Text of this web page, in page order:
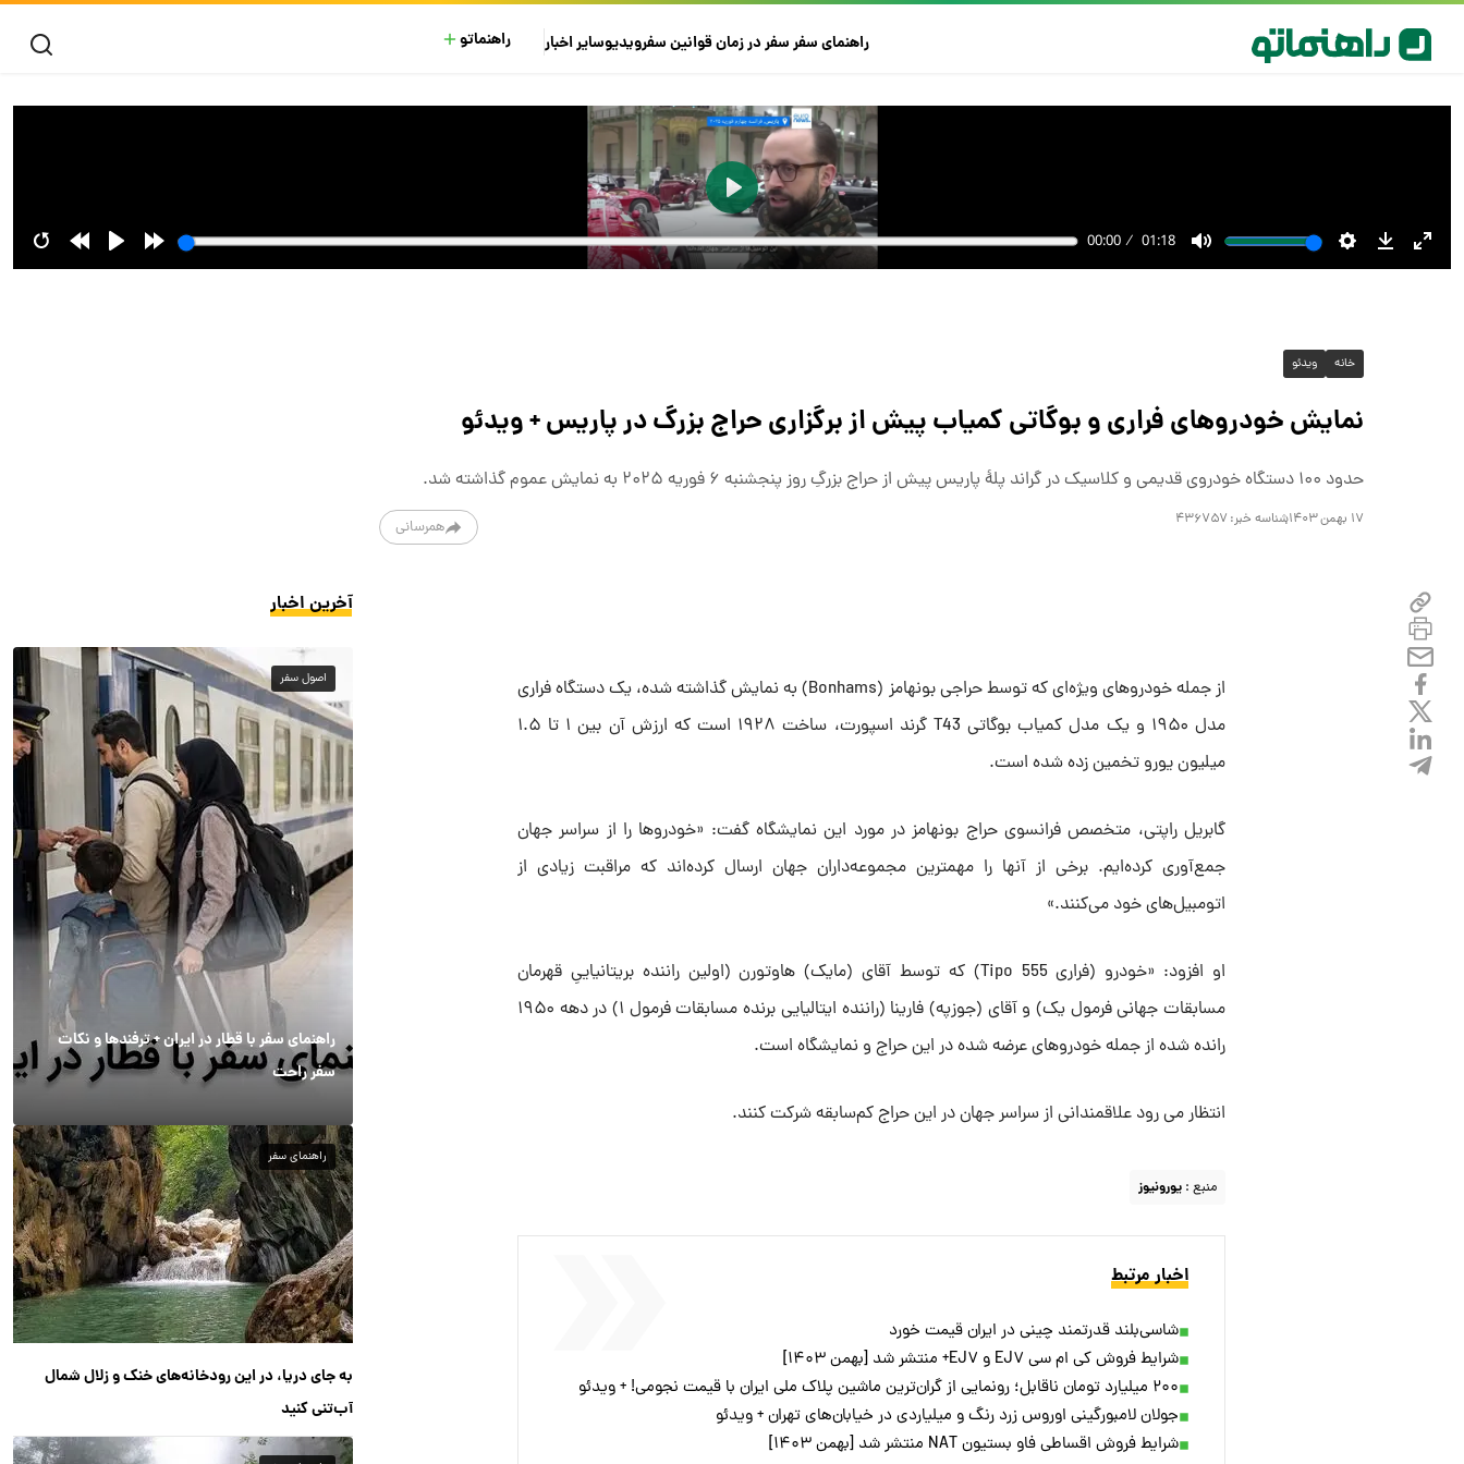
راهنمای سفرسفر در زمانقوانین سفرویدیوسایراخبار راهنماتو
خانه ویدئو
نمایش خودروهای فراری و بوگاتی کمیاب پیش از برگزاری حراج بزرگ در پاریس + ویدئو
حدود ۱۰۰ دستگاه خودروی قدیمی و کلاسیک در گراند پلهٔ پاریس پیش از حراج بزرگِ روز پنجشنبه ۶ فوریه ۲۰۲۵ به نمایش عموم گذاشته شد.
۱۷ بهمن ۱۴۰۳ شناسه خبر: ۴۳۶۷۵۷ همرسانی
از جمله خودروهای ویژه‌ای که توسط حراجی بونهامز (Bonhams) به نمایش گذاشته شده، یک دستگاه فراری
مدل ۱۹۵۰ و یک مدل کمیاب بوگاتی T43 گرند اسپورت، ساخت ۱۹۲۸ است که ارزش آن بین ۱ تا ۱.۵
میلیون یورو تخمین زده شده است.
گابریل راپتی، متخصص فرانسوی حراج بونهامز در مورد این نمایشگاه گفت: «خودروها را از سراسر جهان
جمع‌آوری کرده‌ایم. برخی از آنها را مهمترین مجموعه‌داران جهان ارسال کرده‌اند که مراقبت زیادی از
اتومبیل‌های خود می‌کنند.»
او افزود: «خودرو (فراری Tipo 555) که توسط آقای (مایک) هاوتورن (اولین راننده بریتانیاییِ قهرمان
مسابقات جهانی فرمول یک) و آقای (جوزپه) فارینا (راننده ایتالیایی برنده مسابقات فرمول ۱) در دهه ۱۹۵۰
رانده شده از جمله خودروهای عرضه شده در این حراج و نمایشگاه است.
انتظار می رود علاقمندانی از سراسر جهان در این حراج کم‌سابقه شرکت کنند.
منبع : یورونیوز
اخبار مرتبط
شاسی‌بلند قدرتمند چینی در ایران قیمت خورد
شرایط فروش کی ام سی EJ۷ و EJ۷+ منتشر شد [بهمن ۱۴۰۳]
۲۰۰ میلیارد تومان ناقابل؛ رونمایی از گران‌ترین ماشین پلاک ملی ایران با قیمت نجومی! + ویدئو
جولان لامبورگینی اوروس زرد رنگ و میلیاردی در خیابان‌های تهران + ویدئو
شرایط فروش اقساطی فاو بستیون NAT‌ منتشر شد [بهمن ۱۴۰۳]
آخرین اخبار
اصول سفر
راهنمای سفر با قطار در ایران + ترفندها و نکات
سفر راحت
راهنمای سفر
به جای دریا، در این رودخانه‌های خنک و زلال شمال
آب‌تنی کنید